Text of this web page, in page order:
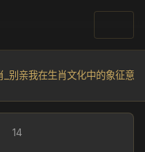
别亲我在生肖文化中的象征意义
14